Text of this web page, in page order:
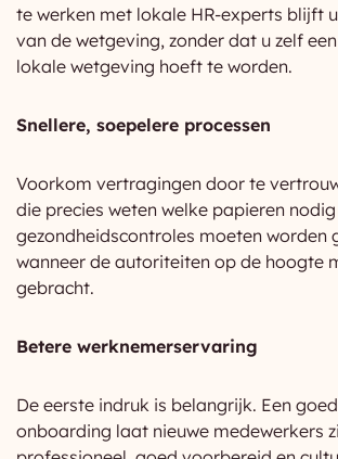
te werken met lokale HR-experts blijft
van de wetgeving, zonder dat u zelf
lokale wetgeving hoeft te worden.
Snellere, soepelere processen
Voorkom vertragingen door te
die precies weten welke papieren nodig
gezondheidscontroles moeten worden
wanneer de autoriteiten op de hoogte
gebracht.
Betere werknemerservaring
De eerste indruk is belangrijk. Een
onboarding laat nieuwe medewerkers